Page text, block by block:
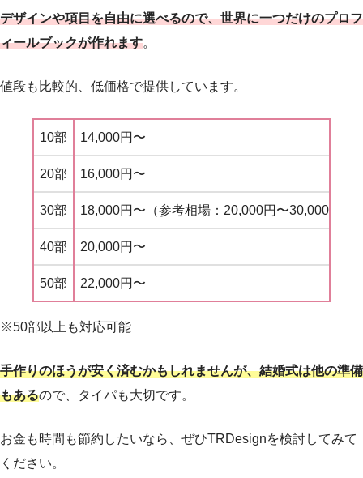
デザインや項目を自由に選べるので、世界に一つだけのプロフ
ィールブックが作れます。
値段も比較的、低価格で提供しています。
10部 14,000円〜
20部 16,000円〜
30部 18,000円〜（参考相場：20,000円〜30,000円）
40部 20,000円〜
50部 22,000円〜
※50部以上も対応可能
手作りのほうが安く済むかもしれませんが、結婚式は他の準備
もあるので、タイパも大切です。
お金も時間も節約したいなら、ぜひTRDesignを検討してみて
ください。